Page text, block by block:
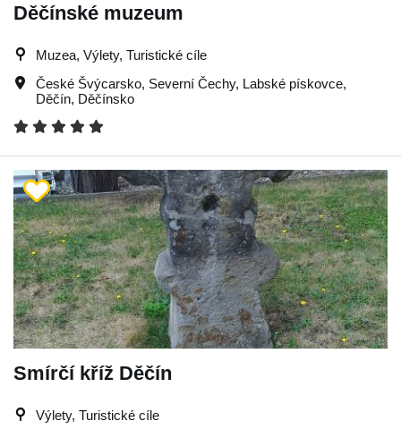
Děčínské muzeum
Muzea, Výlety, Turistické cíle
České Švýcarsko, Severní Čechy, Labské pískovce,
Děčín, Děčínsko
Smírčí kříž Děčín
Výlety, Turistické cíle